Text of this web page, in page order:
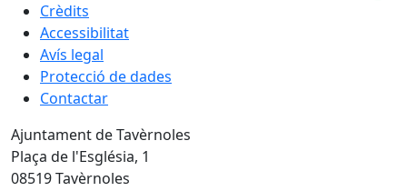
Crèdits
Accessibilitat
Avís legal
Protecció de dades
Contactar
Ajuntament de Tavèrnoles
Plaça de l'Església, 1
08519 Tavèrnoles